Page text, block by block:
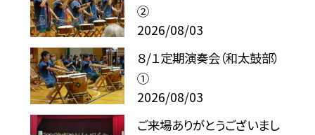
②
2026/08/03
８/１定期演奏会（和太鼓部）
①
2026/08/03
ご来場ありがとうございまし